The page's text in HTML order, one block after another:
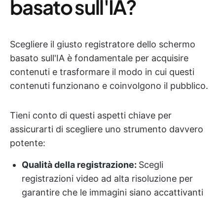
basato sull'IA?
Scegliere il giusto registratore dello schermo
basato sull'IA è fondamentale per acquisire
contenuti e trasformare il modo in cui questi
contenuti funzionano e coinvolgono il pubblico.
Tieni conto di questi aspetti chiave per
assicurarti di scegliere uno strumento davvero
potente:
Qualità della registrazione: Scegli
registrazioni video ad alta risoluzione per
garantire che le immagini siano accattivanti